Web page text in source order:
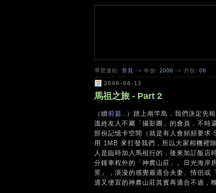
導覽連結:首頁 -> 年份:2006 -> 月份: 08
2006-08-13
馬祖之旅 - Part 2
（續前篇 ..）踏上南竿島，我們決定先
溫姓友人不屬「攝影團」的會員，不時
部份記憶卡空間（就是有人會頻頻要
用 1MB 來打發我們，所以大家相機裡
人是臨時加入馬祖行的，後來加訂飯店
分鐘車程外的「神農山莊」。日光海岸
景」，浪漫的感覺最適合夫妻、情侶或
適又便宜的神農山莊其實再適合不過，